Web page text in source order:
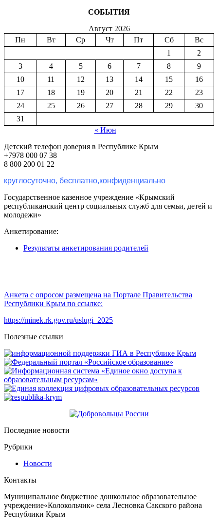
СОБЫТИЯ
Август 2026
Пн
Вт Ср Чт Пт Сб
Вс
1
2
3
4 5 6 7 8
9
10
11 12 13 14 15
16
17
18 19 20 21 22
23
24
25 26 27 28 29
30
31
« Июн
Детский телефон доверия в Республике Крым
+7978 000 07 38
8 800 200 01 22
круглосуточно, бесплатно,конфиденциально
Государственное казенное учреждение «Крымский
республиканский центр социальных служб для семьи, детей и
молодежи»
Анкетирование:
Результаты анкетирования родителей
Анкета с опросом размещена на Портале Правительства
Республики Крым по ссылке:
https://minek.rk.gov.ru/uslugi_2025
Полезные ссылки
Последние новости
Рубрики
Новости
Контакты
Муниципальное бюджетное дошкольное образовательное
учреждение«Колокольчик» села Лесновка Сакского района
Республики Крым